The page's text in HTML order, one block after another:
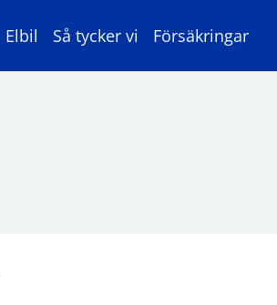
Elbil Så tycker vi Försäkringar